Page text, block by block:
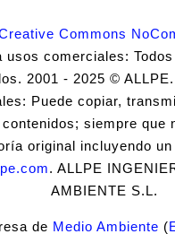
Commons
usos comerciales:
2001 - 2025 ©
Puede copiar,
siempre que
original incluyendo
. ALLPE
AMBIENTE S.L.
de Medio Ambiente (